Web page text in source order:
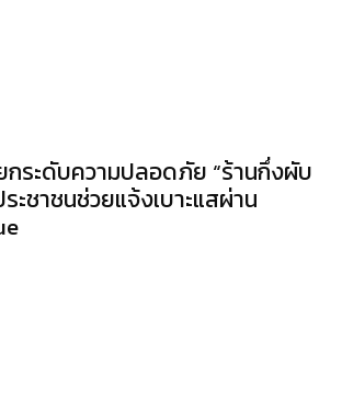
กระดับความปลอดภัย “ร้านกึ่งผับ
ะชาชนช่วยแจ้งเบาะแสผ่าน